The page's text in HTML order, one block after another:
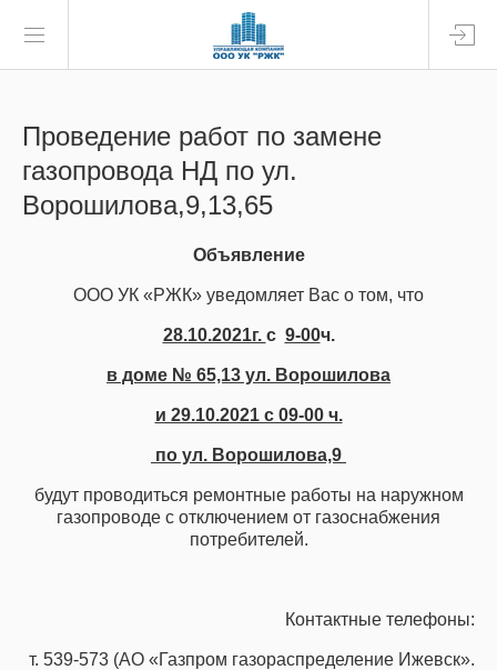
Проведение работ по замене
газопровода НД по ул.
Ворошилова,9,13,65
Объявление
ООО УК «РЖК» уведомляет Вас о том, что
28.10.2021г. с 9-00ч.
в доме № 65,13 ул. Ворошилова
и 29.10.2021 с 09-00 ч.
по ул. Ворошилова,9
будут проводиться ремонтные работы на наружном
газопроводе с отключением от газоснабжения
потребителей.
Контактные телефоны:
т. 539-573 (АО «Газпром газораспределение Ижевск».